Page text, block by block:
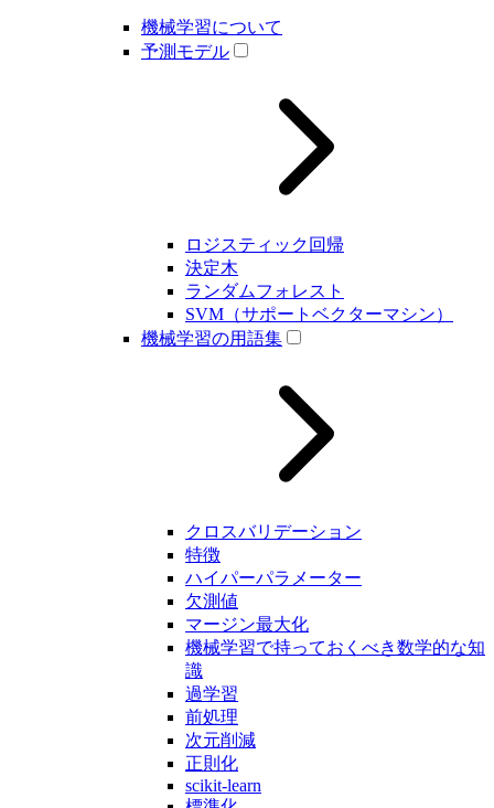
機械学習について
予測モデル
ロジスティック回帰
決定木
ランダムフォレスト
SVM（サポートベクターマシン）
機械学習の用語集
クロスバリデーション
特徴
ハイパーパラメーター
欠測値
マージン最大化
機械学習で持っておくべき数学的な知
識
過学習
前処理
次元削減
正則化
scikit-learn